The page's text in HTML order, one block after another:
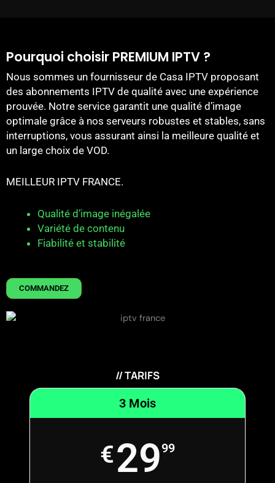
Pourquoi choisir PREMIUM IPTV ?
Nous sommes un fournisseur de Casa IPTV proposant
des abonnements IPTV de qualité avec une expérience
prouvée. Notre service garantit une qualité d’image
optimale grâce à nos serveurs robustes et stables, sans
interruptions, vous assurant ainsi la meilleure qualité et
un large choix de VOD.
MEILLEUR IPTV FRANCE.
Qualité d’image inégalée
Variété de contenu
Fiabilité et stabilité
COMMANDEZ
// TARIFS
3 Mois
€2999